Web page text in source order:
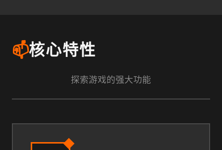
📫核心特性
探索游戏的强大功能